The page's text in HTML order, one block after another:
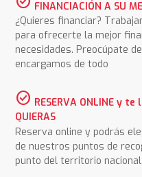
FINANCIACIÓN A SU
¿Quieres financiar?
para ofrecerte la mejor
necesidades. Preocúpate
encargamos de todo
check_circle RESERVA ONLINE y te
QUIERAS
Reserva online y podrás
de nuestros puntos de
punto del territorio nacional.